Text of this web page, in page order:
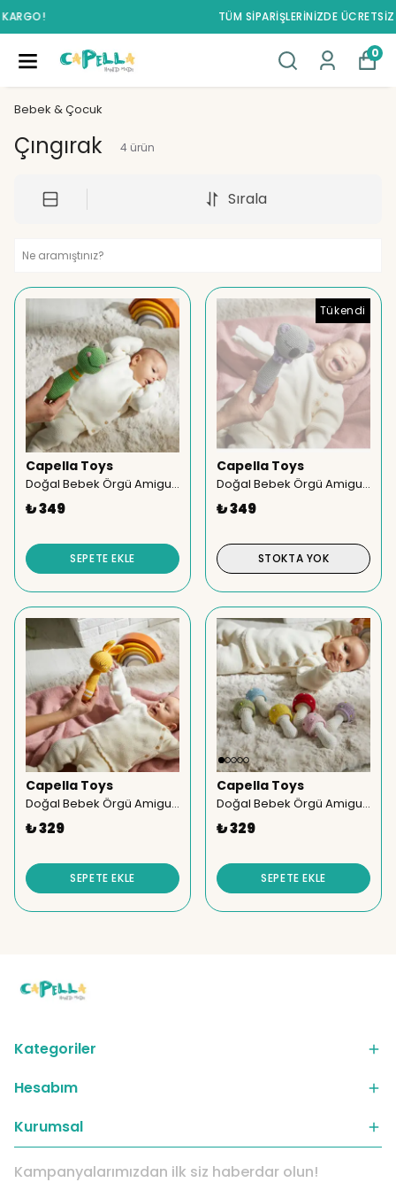
TÜM SİPARİŞLERİNİZDE ÜCRETSİZ KARGO!
0
Bebek & Çocuk
Çıngırak 4 ürün
Sırala
Capella Toys
Doğal Bebek Örgü Amigurumi Kurbağa Eğlenceli Çıngırak
₺ 349
SEPETE EKLE
Tükendi
Capella Toys
Doğal Bebek Örgü Amigurumi Koala Eğlenceli Çıngırak
₺ 349
STOKTA YOK
Capella Toys
Doğal Bebek Örgü Amigurumi Tavşan Eğlenceli Çıngırak
₺ 329
SEPETE EKLE
Capella Toys
Doğal Bebek Örgü Amigurumi Mantar Eğlenceli Diş Kaşıyıcı Çıngırak
₺ 329
SEPETE EKLE
Kategoriler
Hesabım
Kurumsal
Kampanyalarımızdan ilk siz haberdar olun!